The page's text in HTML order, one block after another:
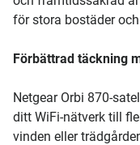
för stora bostäder
Förbättrad täckning
Netgear Orbi 870-
ditt WiFi-nätverk till
vinden eller